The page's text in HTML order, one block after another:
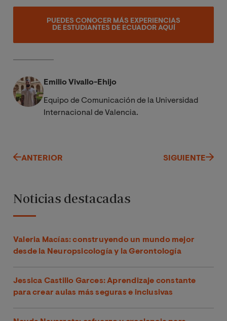
PUEDES CONOCER MÁS EXPERIENCIAS
DE ESTUDIANTES DE ECUADOR AQUÍ
Emilio Vivallo-Ehijo
Equipo de Comunicación de la Universidad
Internacional de Valencia.
ANTERIOR SIGUIENTE
Noticias destacadas
Valeria Macías: construyendo un mundo mejor
desde la Neuropsicología y la Gerontología
Jessica Castillo Garces: Aprendizaje constante
para crear aulas más seguras e inclusivas